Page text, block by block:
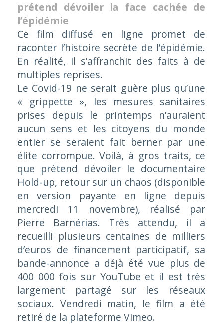
prétend dévoiler la face cachée de
l’épidémie
Ce film diffusé en ligne promet de
raconter l’histoire secrète de l’épidémie.
En réalité, il s’affranchit des faits à de
multiples reprises.
Le Covid-19 ne serait guère plus qu’une
« grippette », les mesures sanitaires
prises depuis le printemps n’auraient
aucun sens et les citoyens du monde
entier se seraient fait berner par une
élite corrompue. Voilà, à gros traits, ce
que prétend dévoiler le documentaire
Hold-up, retour sur un chaos (disponible
en version payante en ligne depuis
mercredi 11 novembre), réalisé par
Pierre Barnérias. Très attendu, il a
recueilli plusieurs centaines de milliers
d’euros de financement participatif, sa
bande-annonce a déjà été vue plus de
400 000 fois sur YouTube et il est très
largement partagé sur les réseaux
sociaux. Vendredi matin, le film a été
retiré de la plateforme Vimeo.